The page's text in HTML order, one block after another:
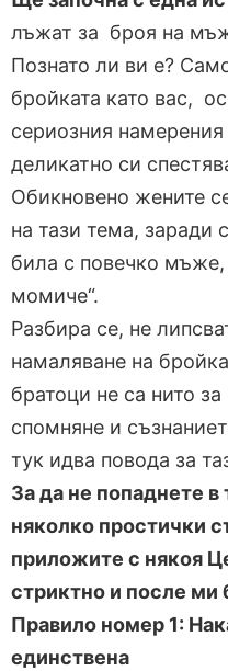
лъжат за броя на
Познато ли ви е?
бройката като вас,
сериозния
деликатно си
Обикновено жените
на тази тема, заради
била с повечко
момиче“.
Разбира се, не
намаляване на
братоци не са нито
спомняне и
тук идва повода за
За да не попаднете в
няколко простички
приложите с някоя
стриктно и после ми
Правило номер 1:
единствена